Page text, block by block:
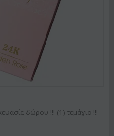
δώρου !!! (1) τεμάχιo !!!